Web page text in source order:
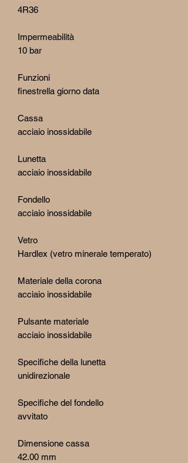
4R36
Impermeabilità
10 bar
Funzioni
finestrella giorno data
Cassa
acciaio inossidabile
Lunetta
acciaio inossidabile
Fondello
acciaio inossidabile
Vetro
Hardlex (vetro minerale temperato)
Materiale della corona
acciaio inossidabile
Pulsante materiale
acciaio inossidabile
Specifiche della lunetta
unidirezionale
Specifiche del fondello
avvitato
Dimensione cassa
42.00 mm